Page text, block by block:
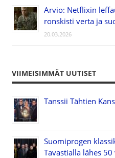
Arvio: Netflixin
ronskisti verta ja
20.03.2026
VIIMEISIMMÄT UUTISET
Tanssii Tähtien
Suomiprogen
Tavastialla lähes